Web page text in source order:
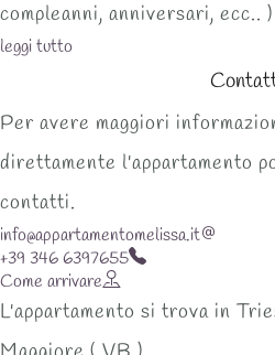
compleanni, anniversari, ecc..
leggi tutto
Per avere maggiori
direttamente l'appartamento
contatti.
info@appartamentomelissa.it
+39 346 6397655
Come arrivare
L'appartamento si trova in